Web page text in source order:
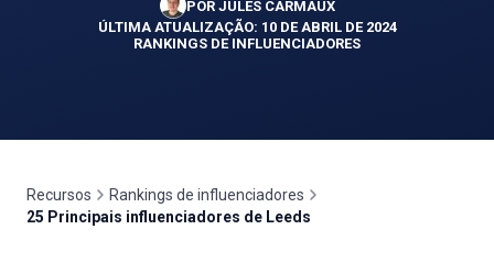
gratuitas POR JULES CARMAUX
ÚLTIMA ATUALIZAÇÃO: 10 DE ABRIL DE 2024
RANKINGS DE INFLUENCIADORES
Recursos
Rankings de influenciadores
25 Principais influenciadores de Leeds